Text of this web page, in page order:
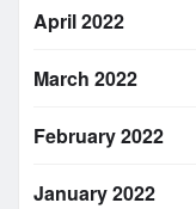
April 2022
March 2022
February 2022
January 2022